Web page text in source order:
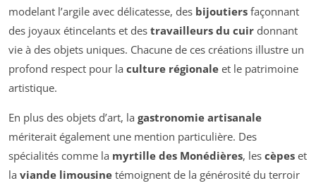
modelant l’argile avec délicatesse, des bijoutiers façonnant
des joyaux étincelants et des travailleurs du cuir donnant
vie à des objets uniques. Chacune de ces créations illustre un
profond respect pour la culture régionale et le patrimoine
artistique.
En plus des objets d’art, la gastronomie artisanale
mériterait également une mention particulière. Des
spécialités comme la myrtille des Monédières, les cèpes et
la viande limousine témoignent de la générosité du terroir